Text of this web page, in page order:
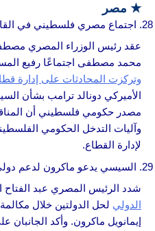
★ مصر
اجتماع مصري فلسطيني في
عقد رئيس الوزراء المصري
محمد مصطفى اجتماعًا رفيع
وتركزت المحادثات على إدارة
الأميركي دونالد ترامب بشأن
مصدر حكومي فلسطيني أن
وآليات التدخل الحكومي
لإدارة القطاع.
السيسي يدعو ماكرون لدعم
شدد الرئيس المصري عبد
الدولي لحل الدولتين خلال
إيمانويل ماكرون. وأكد الجانبان